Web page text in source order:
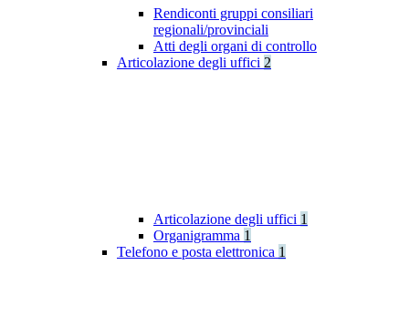
Rendiconti gruppi consiliari
regionali/provinciali
Atti degli organi di controllo
Articolazione degli uffici 2
Articolazione degli uffici 1
Organigramma 1
Telefono e posta elettronica 1